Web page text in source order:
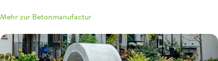
Mehr zur Betonmanufactur